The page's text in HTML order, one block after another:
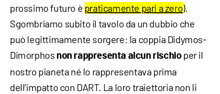
prossimo futuro è praticamente pari a zero).
Sgombriamo subito il tavolo da un dubbio che
può legittimamente sorgere: la coppia Didymos-
Dimorphos non rappresenta alcun rischioper il
nostro pianeta né lo rappresentava prima
dell’impatto con DART. La loro traiettoria non li